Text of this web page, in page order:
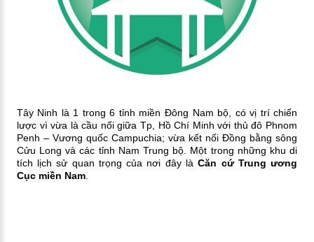
Tây Ninh là 1 trong 6 tỉnh miền Đông Nam bộ, có vị trí chiến
lược vì vừa là cầu nối giữa Tp, Hồ Chí Minh với thủ đô Phnom
Penh – Vương quốc Campuchia; vừa kết nối Đồng bằng sông
Cửu Long và các tỉnh Nam Trung bộ.
Một trong những khu di
tích lịch sử quan trọng của nơi đây làCăn cứ Trung ương
Cục miền Nam.